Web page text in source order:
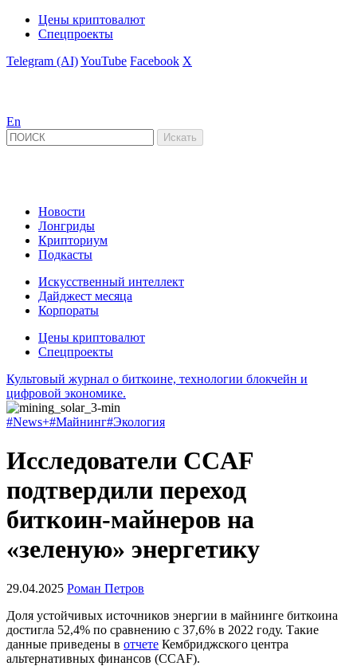
Цены криптовалют
Спецпроекты
Telegram (AI)YouTube Facebook X
En
Новости
Лонгриды
Крипториум
Подкасты
Искусственный интеллект
Дайджест месяца
Корпораты
Цены криптовалют
Спецпроекты
Культовый журнал о биткоине, технологии блокчейн и
цифровой экономике.
#News+#Майнинг#Экология
Исследователи CCAF
подтвердили переход
биткоин-майнеров на
«зеленую» энергетику
29.04.2025 Роман Петров
Доля устойчивых источников энергии в майнинге биткоина
достигла 52,4% по сравнению с 37,6% в 2022 году. Такие
данные приведены в отчете Кембриджского центра
альтернативных финансов (CCAF).